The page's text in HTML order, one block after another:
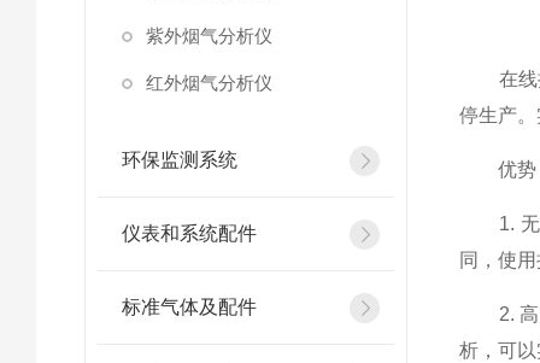
紫外烟气分析仪
红外烟气分析仪
环保监测系统
仪表和系统配件
标准气体及配件
在线拉
停生产
优势
1. 无损
同，使
2. 高灵
析，可